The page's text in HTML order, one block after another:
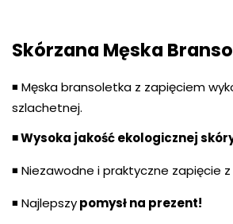
Skórzana Męska
◾ Męska bransoletka z zapięciem
szlachetnej.
◾ Wysoka jakość ekologicznej
◾ Niezawodne i praktyczne zapięcie
◾ Najlepszypomysł na prezent!